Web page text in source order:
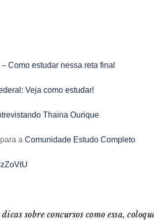
Como estudar nessa reta final
Veja como estudar!
Thaina Ourique
a Comunidade Estudo Completo
sobre concursos como essa,